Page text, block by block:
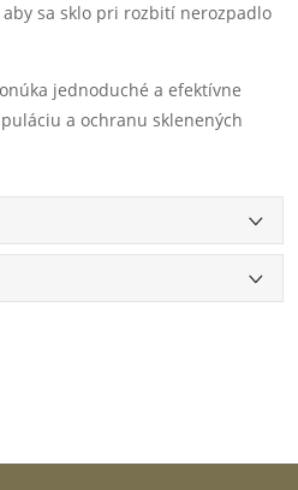
aby sa sklo pri rozbití nerozpadlo
jednoduché a efektívne
a ochranu sklenených